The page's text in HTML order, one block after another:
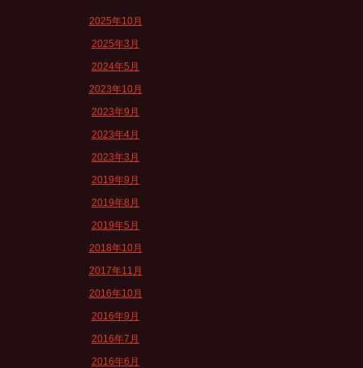
2025年10月
2025年3月
2024年5月
2023年10月
2023年9月
2023年4月
2023年3月
2019年9月
2019年8月
2019年5月
2018年10月
2017年11月
2016年10月
2016年9月
2016年7月
2016年6月